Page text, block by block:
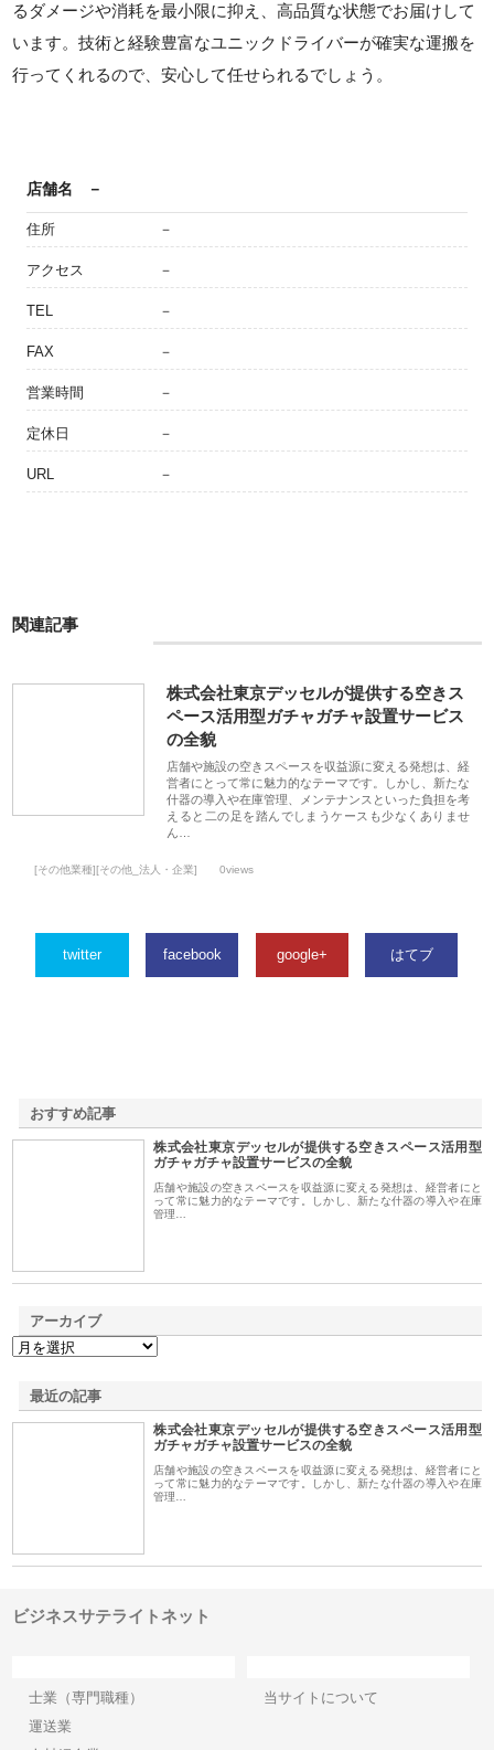
るダメージや消耗を最小限に抑え、高品質な状態でお届けして
います。技術と経験豊富なユニックドライバーが確実な運搬を
行ってくれるので、安心して任せられるでしょう。
店舗名 －
住所 －
アクセス －
TEL －
FAX －
営業時間 －
定休日 －
URL －
関連記事
株式会社東京デッセルが提供する空きス
ペース活用型ガチャガチャ設置サービス
の全貌
店舗や施設の空きスペースを収益源に変える発想は、経
営者にとって常に魅力的なテーマです。しかし、新たな
什器の導入や在庫管理、メンテナンスといった負担を考
えると二の足を踏んでしまうケースも少なくありませ
ん…
[その他業種][その他_法人・企業] 0views
twitter facebook google+ はてブ
おすすめ記事
株式会社東京デッセルが提供する空きスペース活用型
ガチャガチャ設置サービスの全貌
店舗や施設の空きスペースを収益源に変える発想は、経営者にと
って常に魅力的なテーマです。しかし、新たな什器の導入や在庫
管理…
アーカイブ
最近の記事
株式会社東京デッセルが提供する空きスペース活用型
ガチャガチャ設置サービスの全貌
店舗や施設の空きスペースを収益源に変える発想は、経営者にと
って常に魅力的なテーマです。しかし、新たな什器の導入や在庫
管理…
ビジネスサテライトネット
士業（専門職種）
運送業
当サイトについて